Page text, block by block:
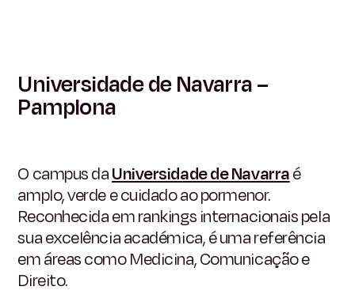
Universidade de Navarra –
Pamplona
O campus daUniversidade de Navarraé
amplo, verde e cuidado ao pormenor.
Reconhecida em rankings internacionais pela
sua excelência académica, é uma referência
em áreas como Medicina, Comunicação e
Direito.